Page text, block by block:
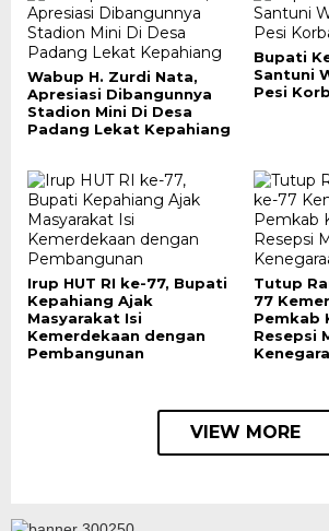
Wabup H. Zurdi Nata,
Apresiasi Dibangunnya
Stadion Mini Di Desa
Padang Lekat Kepahiang
Bupati
Santuni
Pesi
Irup HUT RI ke-77, Bupati
Kepahiang Ajak
Masyarakat Isi
Kemerdekaan dengan
Pembangunan
Tutup
77
Pemkab
Resepsi
VIEW MORE